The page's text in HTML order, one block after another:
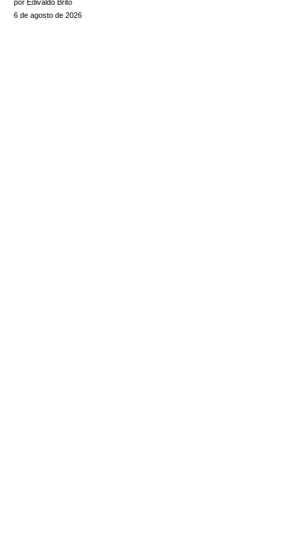
por Edivaldo Brito
6 de agosto de 2026